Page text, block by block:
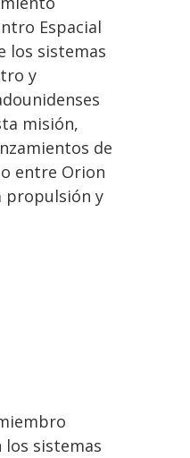
Espacial
los sistemas
y
misión,
de
entre Orion
propulsión y
sistemas